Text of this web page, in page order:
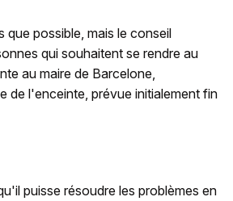
que possible, mais le conseil
qui souhaitent se rendre au
au maire de Barcelone,
de l'enceinte, prévue initialement fin
puisse résoudre les problèmes en